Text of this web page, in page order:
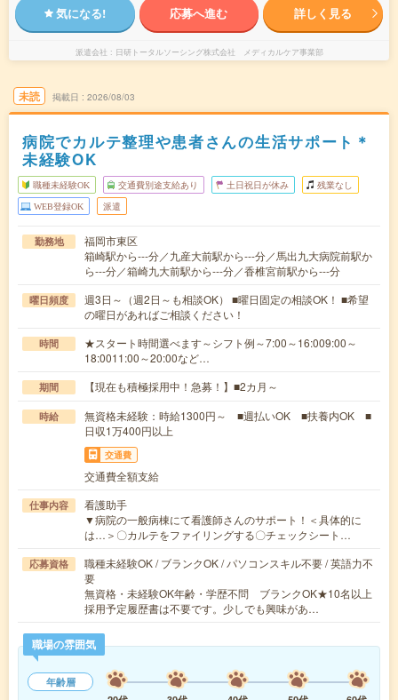
気になる! 応募へ進む 詳しく見る
派遣会社 日研トータルソーシング株式会社 メディカルケア事業部
未読 掲載日 2026/08/03
病院でカルテ整理や患者さんの生活サポート＊
未経験OK
職種未経験OK 交通費別途支給あり 土日祝日が休み 残業なし
WEB登録OK 派遣
勤務地
福岡市東区
箱崎駅から---分／九産大前駅から---分／馬出九大病院前駅か
ら---分／箱崎九大前駅から---分／香椎宮前駅から---分
曜日頻度
週3日～（週2日～も相談OK） ■曜日固定の相談OK！ ■希望
の曜日があればご相談ください！
時間
★スタート時間選べます～シフト例～7:00～16:009:00～
18:0011:00～20:00など…
期間 【現在も積極採用中！急募！】■2カ月～
時給
無資格未経験：時給1300円～ ■週払いOK ■扶養内OK ■
日収1万400円以上
交通費
交通費全額支給
仕事内容
看護助手
▼病院の一般病棟にて看護師さんのサポート！＜具体的に
は…＞〇カルテをファイリングする〇チェックシート…
応募資格
職種未経験OK / ブランクOK / パソコンスキル不要 / 英語力不
要
無資格・未経験OK年齢・学歴不問 ブランクOK★10名以上
採用予定履歴書は不要です。少しでも興味があ…
職場の雰囲気
年齢層